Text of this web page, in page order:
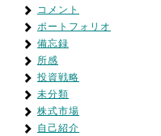
コメント
ポートフォリオ
備忘録
所感
投資戦略
未分類
株式市場
自己紹介